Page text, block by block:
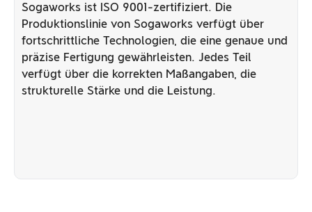
Sogaworks ist ISO 9001-zertifiziert. Die
Produktionslinie von Sogaworks verfügt über
fortschrittliche Technologien, die eine genaue und
präzise Fertigung gewährleisten. Jedes Teil
verfügt über die korrekten Maßangaben, die
strukturelle Stärke und die Leistung.